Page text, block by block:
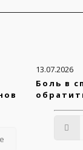
13.07.2026
Боль в